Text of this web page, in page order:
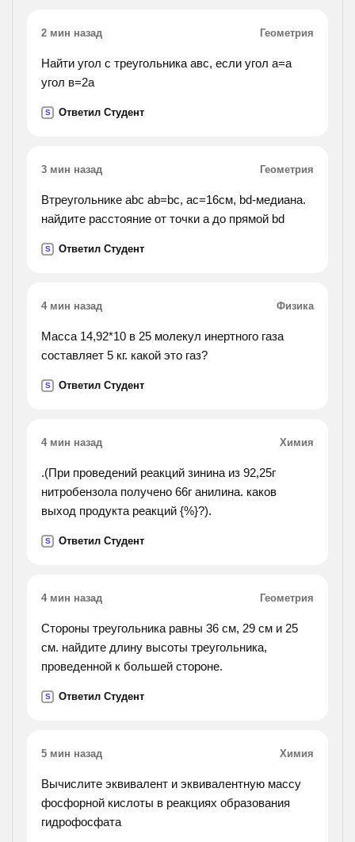
2 мин назад Геометрия
Найти угол с треугольника авс, если угол а=а
угол в=2а
S Ответил Студент
3 мин назад Геометрия
Втреугольнике abc ab=bc, ac=16cм, bd-медиана.
найдите расстояние от точки а до прямой bd
S Ответил Студент
4 мин назад Физика
Масса 14,92*10 в 25 молекул инертного газа
составляет 5 кг. какой это газ?
S Ответил Студент
4 мин назад Химия
.(При проведений реакций зинина из 92,25г
нитробензола получено 66г анилина. каков
выход продукта реакций {%}?).
S Ответил Студент
4 мин назад Геометрия
Стороны треугольника равны 36 см, 29 см и 25
см. найдите длину высоты треугольника,
проведенной к большей стороне.
S Ответил Студент
5 мин назад Химия
Вычислите эквивалент и эквивалентную массу
фосфорной кислоты в реакциях образования
гидрофосфата